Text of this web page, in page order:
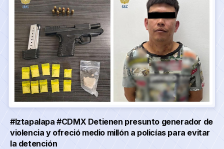
#Iztapalapa #CDMX Detienen presunto generador de
violencia y ofreció medio millón a policías para evitar
la detención